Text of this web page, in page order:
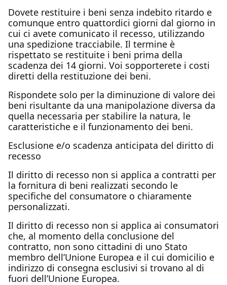
Dovete restituire i beni senza indebito ritardo e
comunque entro quattordici giorni dal giorno in
cui ci avete comunicato il recesso, utilizzando
una spedizione tracciabile. Il termine è
rispettato se restituite i beni prima della
scadenza dei 14 giorni. Voi sopporterete i costi
diretti della restituzione dei beni.
Rispondete solo per la diminuzione di valore dei
beni risultante da una manipolazione diversa da
quella necessaria per stabilire la natura, le
caratteristiche e il funzionamento dei beni.
Esclusione e/o scadenza anticipata del diritto di
recesso
Il diritto di recesso non si applica a contratti per
la fornitura di beni realizzati secondo le
specifiche del consumatore o chiaramente
personalizzati.
Il diritto di recesso non si applica ai consumatori
che, al momento della conclusione del
contratto, non sono cittadini di uno Stato
membro dell’Unione Europea e il cui domicilio e
indirizzo di consegna esclusivi si trovano al di
fuori dell’Unione Europea.